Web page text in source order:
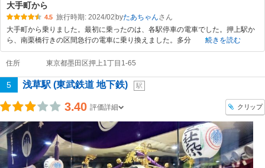
大手町から
4.5 旅行時期: 2024/02 byたあちゃん
大手町から乗りました。最初に乗ったのは、各駅停車の電車でした。押上駅か
ら、南栗橋行きの区間急行の電車に乗り換えました。多分
続きを読む
住所 東京都墨田区押上1丁目1-65
5 浅草駅 (東武鉄道 地下鉄) 駅
3.40 評価詳細 クリップ